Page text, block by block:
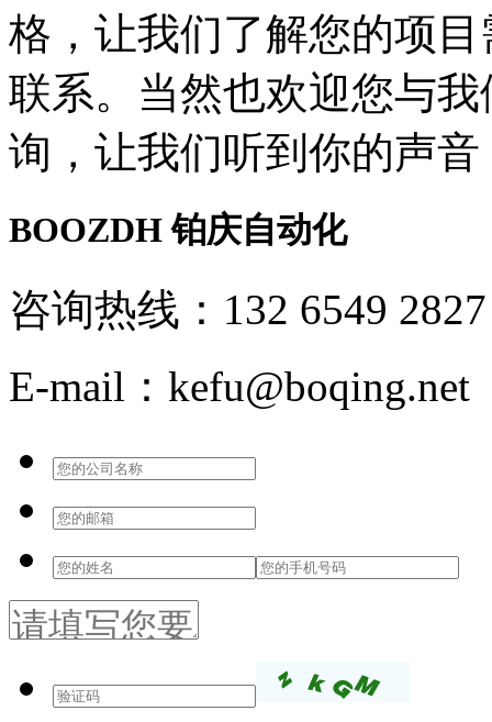
格，让我们了解您的项
联系。当然也欢迎您与
询，让我们听到你的声音
BOOZDH铂庆自动化
咨询热线：132 6549 2827
E-mail：kefu@boqing.net